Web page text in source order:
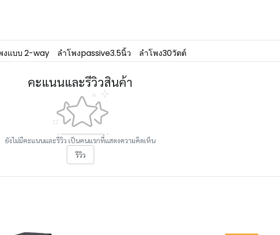
งแบบ 2-way ลำโพงpassive3.5นิ้ว ลำโพง30วัตต์
คะแนนและรีวิวสินค้า
ยังไม่มีคะแนนและรีวิว เป็นคนแรกที่แสดงความคิดเห็น
รีวิว